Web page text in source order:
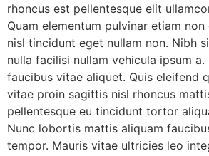
rhoncus est pellentesque elit
Quam elementum pulvinar etiam
nisl tincidunt eget nullam non. Nibh
nulla facilisi nullam vehicula ipsum a.
faucibus vitae aliquet. Quis eleifend
vitae proin sagittis nisl rhoncus
pellentesque eu tincidunt tortor
Nunc lobortis mattis aliquam
tempor. Mauris vitae ultricies leo